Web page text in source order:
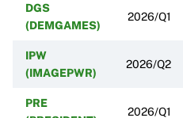
DGS
(DEMGAMES)
2026/Q1
IPW
(IMAGEPWR)
2026/Q2
PRE
2026/Q1